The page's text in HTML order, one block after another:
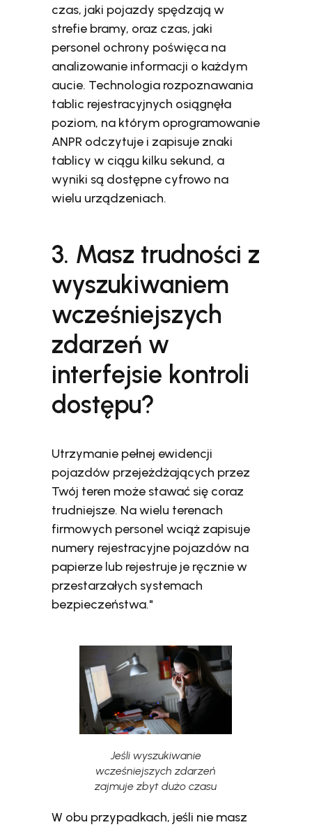
czas, jaki pojazdy spędzają w
strefie bramy, oraz czas, jaki
personel ochrony poświęca na
analizowanie informacji o każdym
aucie. Technologia rozpoznawania
tablic rejestracyjnych osiągnęła
poziom, na którym oprogramowanie
ANPR odczytuje i zapisuje znaki
tablicy w ciągu kilku sekund, a
wyniki są dostępne cyfrowo na
wielu urządzeniach.
3. Masz trudności z
wyszukiwaniem
wcześniejszych
zdarzeń w
interfejsie kontroli
dostępu?
Utrzymanie pełnej ewidencji
pojazdów przejeżdżających przez
Twój teren może stawać się coraz
trudniejsze. Na wielu terenach
firmowych personel wciąż zapisuje
numery rejestracyjne pojazdów na
papierze lub rejestruje je ręcznie w
przestarzałych systemach
bezpieczeństwa."
Jeśli wyszukiwanie
wcześniejszych zdarzeń
zajmuje zbyt dużo czasu
W obu przypadkach, jeśli nie masz